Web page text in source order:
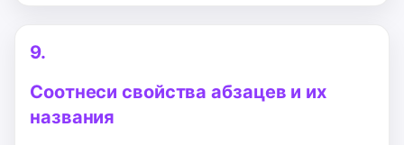
9.
Соотнеси свойства абзацев и их
названия